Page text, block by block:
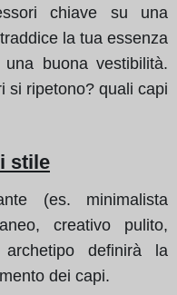
chiave su una
la tua essenza
buona vestibilità.
si ripetono? quali capi
stile
(es. minimalista
creativo pulito,
definirà la
dei capi.